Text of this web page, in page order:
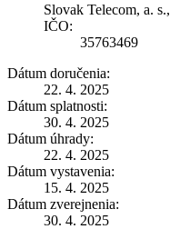
Slovak Telecom, a.
IČO:
35763469
Dátum doručenia:
22. 4. 2025
Dátum splatnosti:
30. 4. 2025
Dátum úhrady:
22. 4. 2025
Dátum vystavenia:
15. 4. 2025
Dátum zverejnenia:
30. 4. 2025